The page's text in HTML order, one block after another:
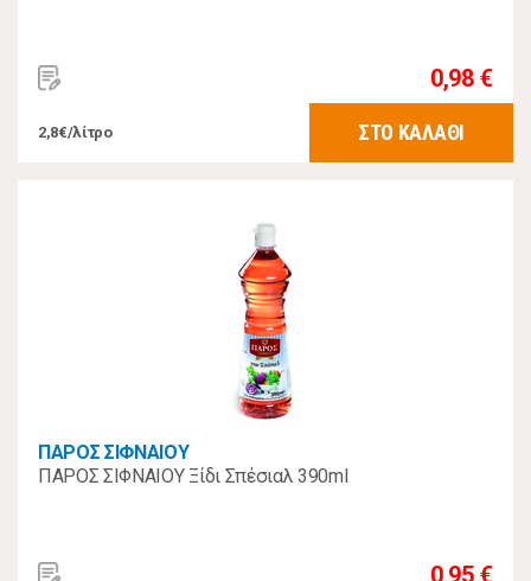
0,98 €
2,8€/λίτρο ΣΤΟ ΚΑΛΑΘΙ
ΠΑΡΟΣ ΣΙΦΝΑΙΟΥ
ΠΑΡΟΣ ΣΙΦΝΑΙΟΥ Ξίδι Σπέσιαλ 390ml
0,95 €